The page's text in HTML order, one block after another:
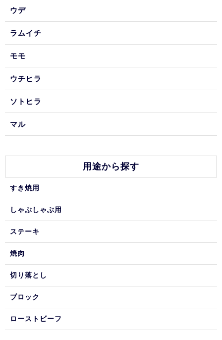
ウデ
ラムイチ
モモ
ウチヒラ
ソトヒラ
マル
用途から探す
すき焼用
しゃぶしゃぶ用
ステーキ
焼肉
切り落とし
ブロック
ローストビーフ